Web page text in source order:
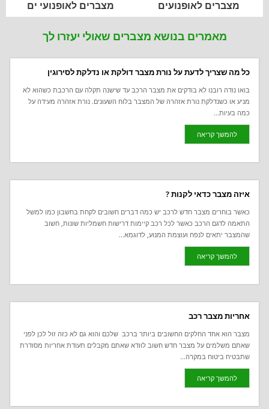
מצברים לאופנועים מצברים לאופנועי ים
מאמרים בנושא מצברים שאולי יעזרו לך
כל מה שצריך לדעת על נורת מצבר דולקת או נדלקת לסירוגין
בואו נודה רובנו לא בודקים את מצבר הרכב עד שישנה תקלה עם הרכבת כשהוא לא
מניע או כשנדלקת נורת אזהרה של המצבר בלוח השעונים. נורת אזהרה מעידה על
כמה בעיות...
להמשך קריאה
איזה מצבר כדאי לקנות ?
כאשר בוחרים מצבר חדש לרכב יש כמה דברים חשובים לקחת בחשבון כמו למשל
התאמה לדגם הרכב כאשר לכל רכב קיימות דרישות חשמליות שונות, חשוב
שהמצבר יתאים לנפח ועוצמת המנוע, לדוגמא...
להמשך קריאה
אחריות מצבר רכב
מצבר הוא אחד החלקים החשובים ביותר ברכב שלכם והוא גם לא כזה זול לכן לפני
שאתם משלמים על מצבר חדש חשוב לוודא שאתם מקבלים תעודת אחריות מסודרת
שתבטיח ביטוח במקרה...
להמשך קריאה